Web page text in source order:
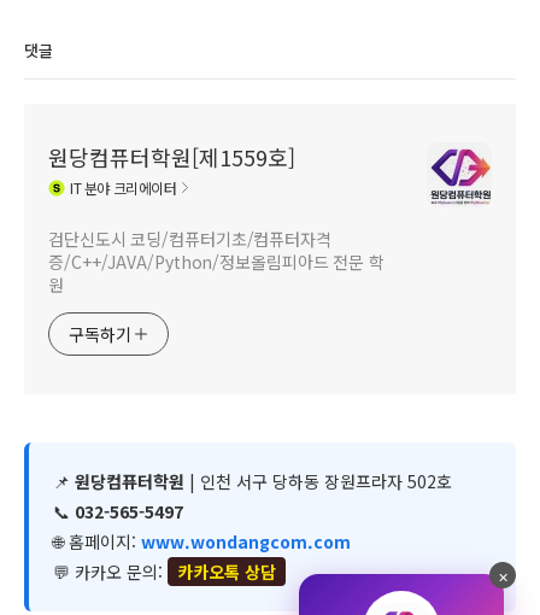
댓글
원당컴퓨터학원[제1559호]
IT분야 크리에이터
검단신도시 코딩/컴퓨터기초/컴퓨터자격
증/C++/JAVA/Python/정보올림피아드 전문 학
원
구독하기
📌 원당컴퓨터학원 | 인천 서구 당하동 장원프라자 502호
📞 032-565-5497
🌐 홈페이지: www.wondangcom.com
💬 카카오 문의:
카카오톡 상담 ✕